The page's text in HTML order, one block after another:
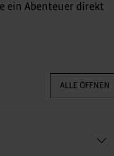
ein Abenteuer direkt
ALLE ÖFFNEN